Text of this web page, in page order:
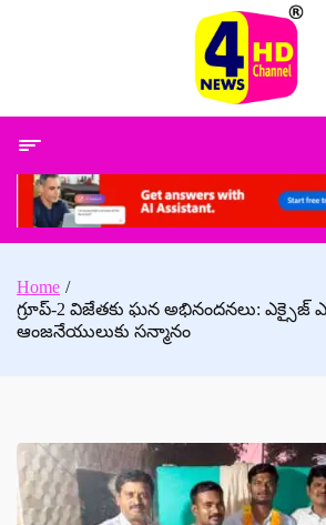
Home
గ్రూప్-2 విజేతకు ఘన అభినందనలు: ఎక్సైజ్
ఆంజనేయులుకు సన్మానం